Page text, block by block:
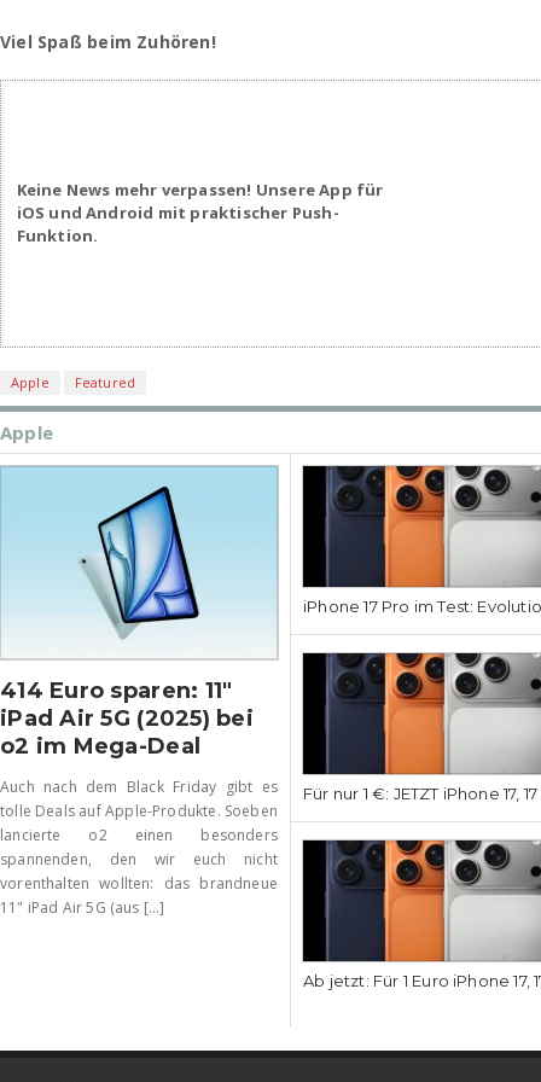
Viel Spaß beim Zuhören!
Keine News mehr verpassen! Unsere App für
iOS und Android mit praktischer Push-
Funktion.
Apple Featured
Apple
414 Euro sparen: 11″
iPad Air 5G (2025) bei
o2 im Mega-Deal
Auch nach dem Black Friday gibt es
tolle Deals auf Apple-Produkte. Soeben
lancierte o2 einen besonders
spannenden, den wir euch nicht
vorenthalten wollten: das brandneue
11" iPad Air 5G (aus [...]
iPhone 17 Pro im Test:
Für nur 1 €: JETZT iPhone 17,
Ab jetzt: Für 1 Euro iPhone